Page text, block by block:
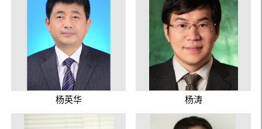
杨英华 杨涛